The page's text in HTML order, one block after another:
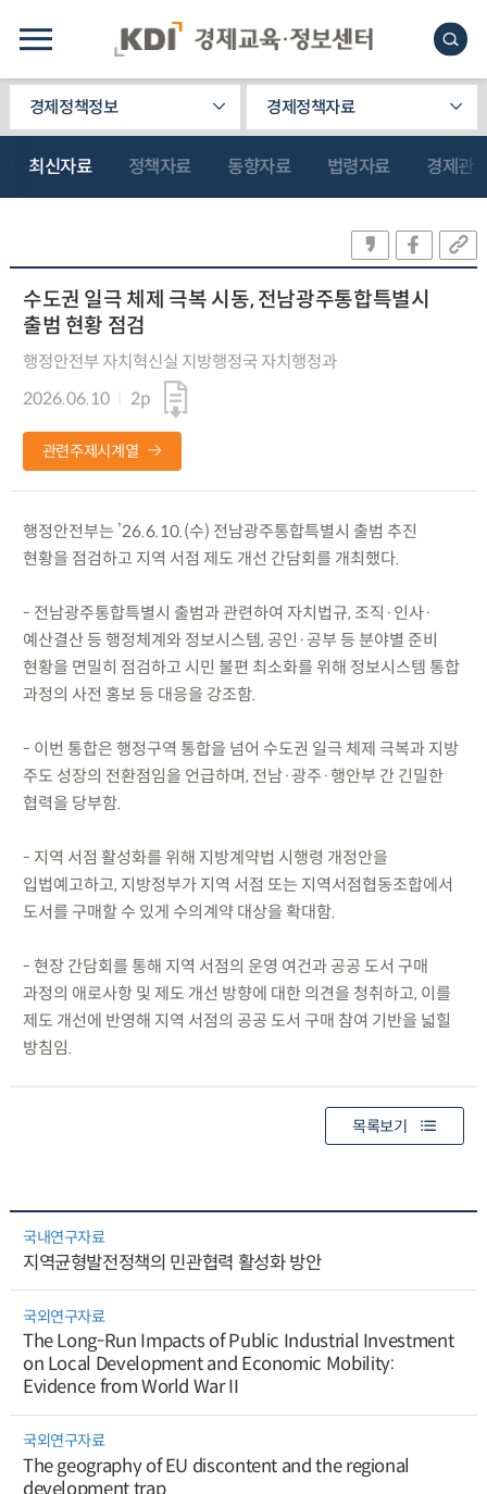
경제정책정보 경제정책자료
최신자료 정책자료 동향자료 법령자료 경제관
수도권 일극 체제 극복 시동, 전남광주통합특별시
출범 현황 점검
행정안전부 자치혁신실 지방행정국 자치행정과
2026.06.10
2p
관련주제시계열
행정안전부는 ’26.6.10.(수) 전남광주통합특별시 출범 추진
현황을 점검하고 지역 서점 제도 개선 간담회를 개최했다.
- 전남광주통합특별시 출범과 관련하여 자치법규, 조직·인사·
예산결산 등 행정체계와 정보시스템, 공인·공부 등 분야별 준비
현황을 면밀히 점검하고 시민 불편 최소화를 위해 정보시스템 통합
과정의 사전 홍보 등 대응을 강조함.
- 이번 통합은 행정구역 통합을 넘어 수도권 일극 체제 극복과 지방
주도 성장의 전환점임을 언급하며, 전남·광주·행안부 간 긴밀한
협력을 당부함.
- 지역 서점 활성화를 위해 지방계약법 시행령 개정안을
입법예고하고, 지방정부가 지역 서점 또는 지역서점협동조합에서
도서를 구매할 수 있게 수의계약 대상을 확대함.
- 현장 간담회를 통해 지역 서점의 운영 여건과 공공 도서 구매
과정의 애로사항 및 제도 개선 방향에 대한 의견을 청취하고, 이를
제도 개선에 반영해 지역 서점의 공공 도서 구매 참여 기반을 넓힐
방침임.
목록보기
국내연구자료
지역균형발전정책의 민관협력 활성화 방안
국외연구자료
The Long-Run Impacts of Public Industrial Investment
on Local Development and Economic Mobility:
Evidence from World War II
국외연구자료
The geography of EU discontent and the regional
development trap